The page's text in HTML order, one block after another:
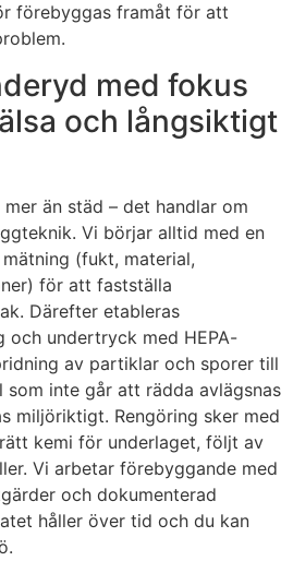
förebyggas framåt för att
med fokus
och långsiktigt
än städ – det handlar om
Vi börjar alltid med en
(fukt, material,
för att fastställa
Därefter etableras
och undertryck med HEPA-
av partiklar och sporer till
som inte går att rädda avlägsnas
miljöriktigt. Rengöring sker med
kemi för underlaget, följt av
Vi arbetar förebyggande med
och dokumenterad
håller över tid och du kan